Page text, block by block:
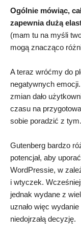
Ogólnie mówiąc,
zapewnia dużą
(mam tu na myśli
mogą znacząco
A teraz wróćmy do
negatywnych
zmian dało
czasu na
sobie poradzić z tym.
Gutenberg bardzo
potencjał, aby
WordPressie, w
i wtyczek.
jednak wydane z
uznało więc
niedojrzałą decyzję.